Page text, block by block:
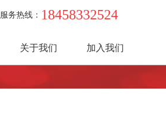
服务热线： 18458332524
关于我们 加入我们